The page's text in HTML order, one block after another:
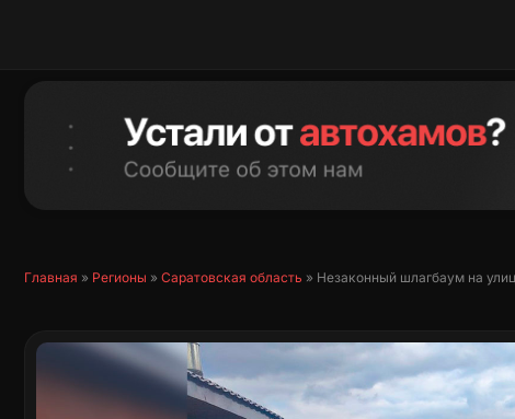
Главная » Регионы » Саратовская область » Незаконный шлагбаум на